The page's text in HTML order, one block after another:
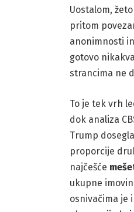
Uostalom,
pritom
anonimnosti
gotovo
strancima ne
To je tek vrh
dok analiza
Trump
proporcije
najčešće
ukupne
osnivačima je